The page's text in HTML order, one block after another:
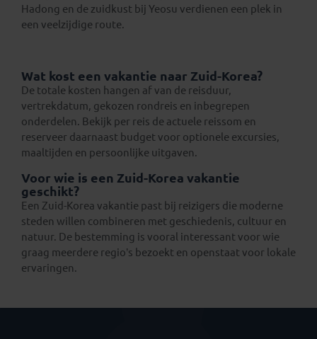
Hadong en de zuidkust bij Yeosu verdienen een plek in
een veelzijdige route.
Wat kost een vakantie naar Zuid-Korea?
De totale kosten hangen af van de reisduur,
vertrekdatum, gekozen rondreis en inbegrepen
onderdelen. Bekijk per reis de actuele reissom en
reserveer daarnaast budget voor optionele excursies,
maaltijden en persoonlijke uitgaven.
Voor wie is een Zuid-Korea vakantie
geschikt?
Een Zuid-Korea vakantie past bij reizigers die moderne
steden willen combineren met geschiedenis, cultuur en
natuur. De bestemming is vooral interessant voor wie
graag meerdere regio’s bezoekt en openstaat voor lokale
ervaringen.